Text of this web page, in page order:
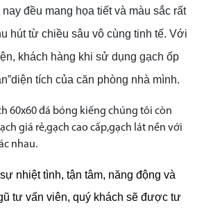
đều mang họa tiết và màu sắc rất
hút từ chiều sâu vô cùng tinh tế. Với
khách hàng khi sử dụng gạch ốp
tích của căn phòng nhà mình.
60x60 đá bóng kiếng chúng tôi còn
giá rẻ,gạch cao cấp,gạch lát nền với
nhau.
nhiệt tình, tận tâm, năng động và
tư vấn viên, quý khách sẽ được tư